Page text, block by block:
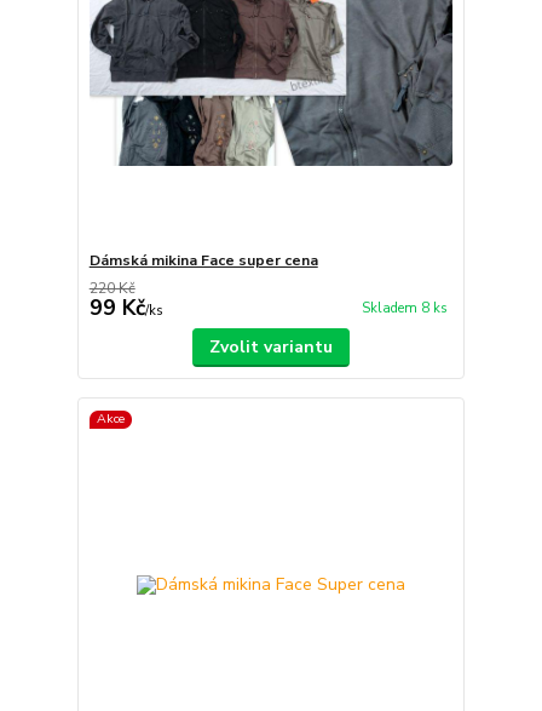
Dámská mikina Face super cena
220 Kč
99 Kč/ks Skladem 8 ks
Zvolit variantu
Akce